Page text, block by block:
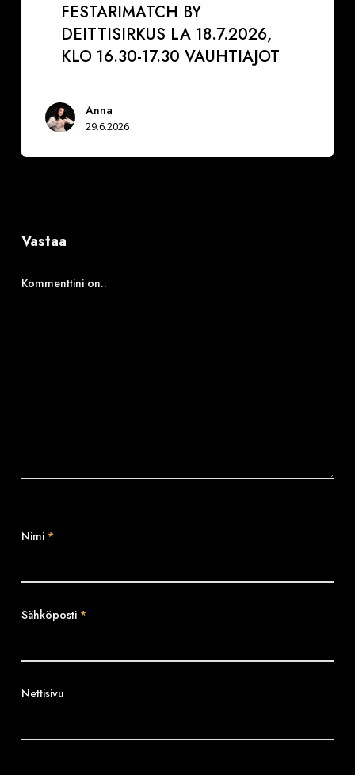
FESTARIMATCH BY
DEITTISIRKUS LA 18.7.2026,
KLO 16.30-17.30 VAUHTIAJOT
Anna
29.6.2026
Vastaa
Kommenttini on..
Nimi *
Sähköposti *
Nettisivu